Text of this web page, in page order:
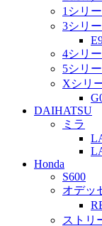
1シリ
3シリ
4シリ
5シリ
Xシリ
DAIHATSU
ミラ
Honda
S600
オデッ
ストリ